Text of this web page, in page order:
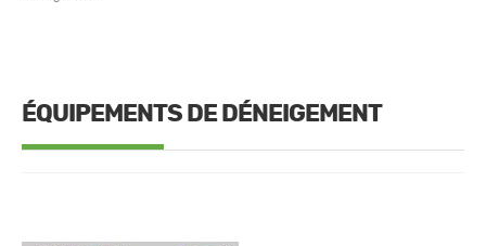
ÉQUIPEMENTS DE DÉNEIGEMENT